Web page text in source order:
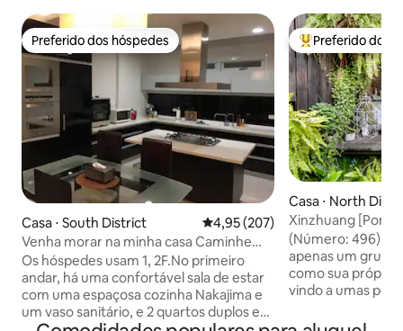
Preferido dos hóspedes
Preferido dos hóspedes
Casa ⋅ South District 4,95 de uma avaliação média de
4,95 (207)
Venha morar na minha casa Caminhe
até o Shin Kong Mitsukoshi Department
Store e o Blue Sun Picture and Culture
District. O supermercado PX Mart e o
departamento de compras Xiaobei
estão na diagonal
Os hóspedes usam 1, 2F.No primeiro
andar, há uma confortável sala de estar
com uma espaçosa cozinha Nakajima e
um vaso sanitário, e 2 quartos duplos e
Entre os
Preferido dos
Casa ⋅ North
Xinzhuang [Por
reservar/Quarto
antiga/Casa de
para dois/Ótima
localização/
​(Número: 496),
apenas um grupo
como sua própria
vindo a umas
sua